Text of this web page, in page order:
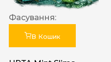
Фасування:
В Кошик